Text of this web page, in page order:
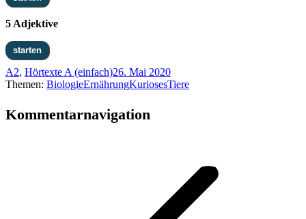
5 Adjektive
A2, Hörtexte A (einfach)26. Mai 2020
Themen: BiologieErnährungKuriosesTiere
Kommentarnavigation